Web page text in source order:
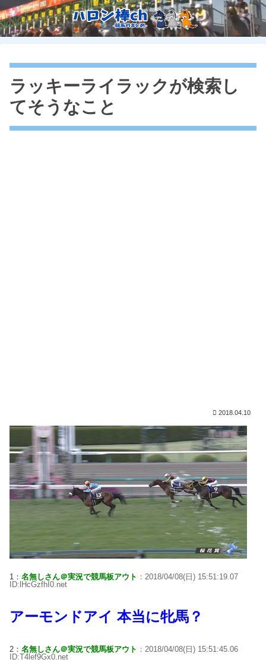
ラッキーライラックが検索し
てそうなこと
2018.04.10
1： 名無しさん＠実況で競馬板アウト ：2018/04/08(日) 15:51:19.07
ID:lHcGzfhI0.net
アーモンドアイ 本当に牝馬？
2： 名無しさん＠実況で競馬板アウト ：2018/04/08(日) 15:51:45.06
ID:T4lef9Gx0.net